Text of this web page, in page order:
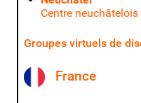
Centre
Groupes virtuels de
France